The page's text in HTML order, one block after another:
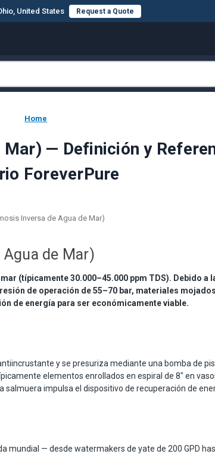
United States Request a Quote
Home
— Definición y
ForeverPure
Inversa de Agua de Mar)
Agua de Mar)
(típicamente 30.000–45.000 ppm TDS). Debido a
de operación de 55–70 bar, materiales
de energía para ser económicamente viable.
y se presuriza mediante una bomba de
elementos enrollados en espiral de 8" en
impulsa el dispositivo de recuperación de
mundial — desde watermakers de yate de 200 GPD